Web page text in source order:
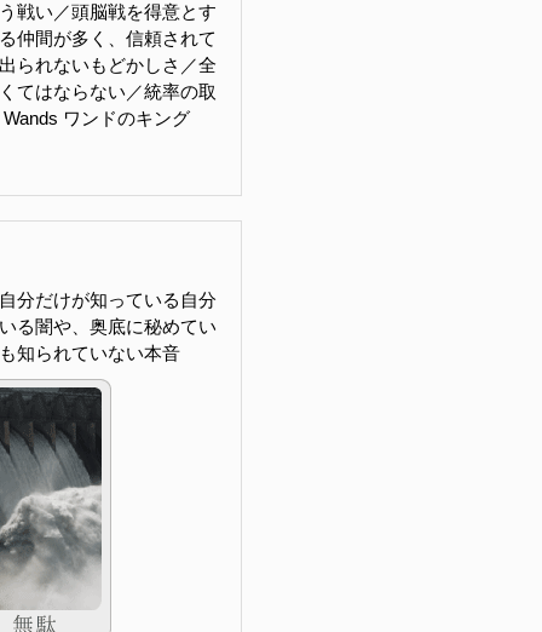
戦い／頭脳戦を得意とす
仲間が多く、信頼されて
られないもどかしさ／全
てはならない／統率の取
ワンドのキング
分だけが知っている自分
る闇や、奥底に秘めてい
知られていない本音